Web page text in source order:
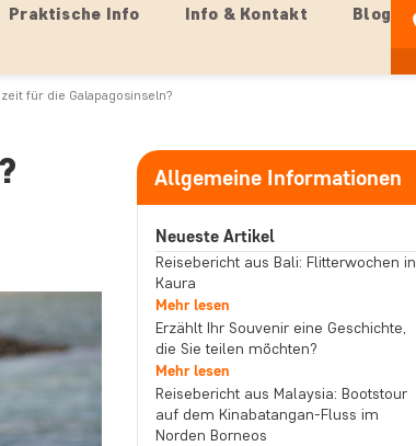
Praktische Info Info & Kontakt Blog
für die Galapagosinseln?
Allgemeine Informationen
Neueste Artikel
Reisebericht aus Bali: Flitterwochen in
Kaura
Mehr lesen
Erzählt Ihr Souvenir eine Geschichte,
die Sie teilen möchten?
Mehr lesen
Reisebericht aus Malaysia: Bootstour
auf dem Kinabatangan-Fluss im
Norden Borneos